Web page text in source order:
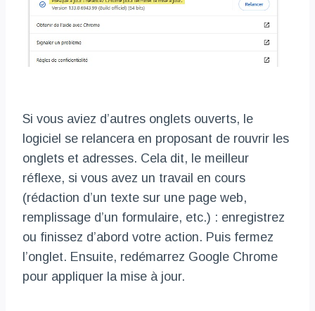
Si vous aviez d’autres onglets ouverts, le
logiciel se relancera en proposant de rouvrir les
onglets et adresses. Cela dit, le meilleur
réflexe, si vous avez un travail en cours
(rédaction d’un texte sur une page web,
remplissage d’un formulaire, etc.) : enregistrez
ou finissez d’abord votre action. Puis fermez
l’onglet. Ensuite, redémarrez Google Chrome
pour appliquer la mise à jour.